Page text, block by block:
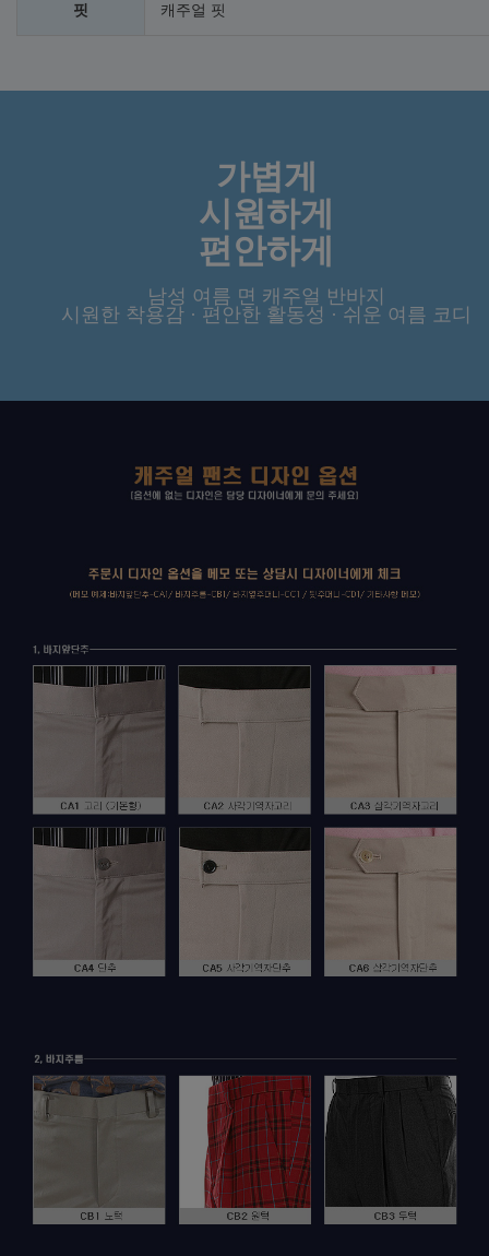
핏 캐주얼 핏
가볍게
시원하게
편안하게
남성 여름 면 캐주얼 반바지
시원한 착용감 · 편안한 활동성 · 쉬운 여름 코디